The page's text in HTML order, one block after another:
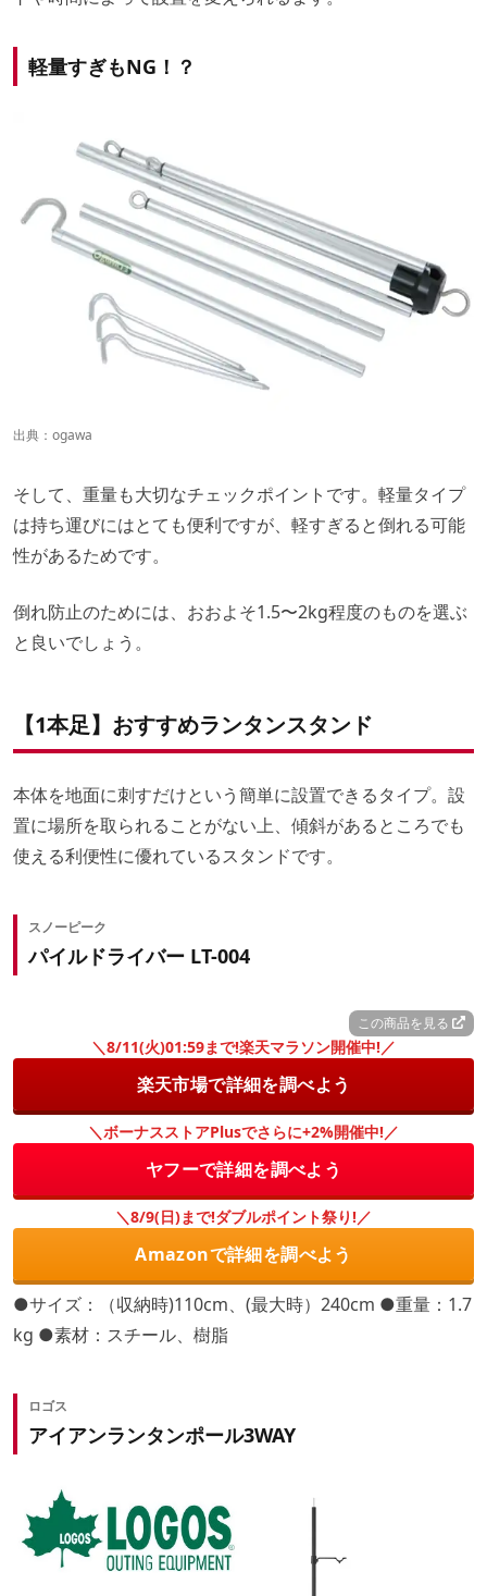
軽量すぎもNG！？
出典： ogawa
そして、重量も大切なチェックポイントです。軽量タイプ
は持ち運びにはとても便利ですが、軽すぎると倒れる可能
性があるためです。
倒れ防止のためには、おおよそ1.5〜2kg程度のものを選ぶ
と良いでしょう。
【1本足】おすすめランタンスタンド
本体を地面に刺すだけという簡単に設置できるタイプ。設
置に場所を取られることがない上、傾斜があるところでも
使える利便性に優れているスタンドです。
スノーピーク
パイルドライバー LT-004
この商品を見る
＼8/11(火)01:59まで!楽天マラソン開催中!／
楽天市場で詳細を調べよう
＼ボーナスストアPlusでさらに+2%開催中!／
ヤフーで詳細を調べよう
＼8/9(日)まで!ダブルポイント祭り!／
Amazonで詳細を調べよう
●サイズ：（収納時)110cm、(最大時）240cm ●重量：1.7
kg ●素材：スチール、樹脂
ロゴス
アイアンランタンポール3WAY